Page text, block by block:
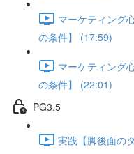
マーケティング
の条件】 (17:59)
マーケティング
の条件】 (22:01)
PG3.5
実践【脚後面の